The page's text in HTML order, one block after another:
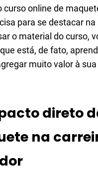
curso online de
para se destacar na
o material do curso,
está, de fato,
muito valor à
direto
na